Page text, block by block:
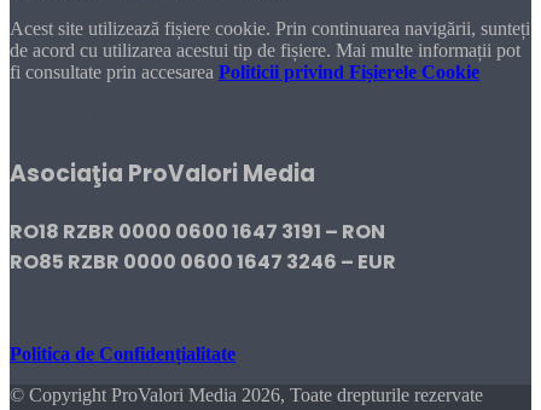
Acest site utilizează fișiere cookie. Prin continuarea navigării, sunteți
de acord cu utilizarea acestui tip de fișiere. Mai multe informații pot
fi consultate prin accesarea Politicii privind Fișierele Cookie
Asociaţia ProValori Media
RO18 RZBR 0000 0600 1647 3191 – RON
RO85 RZBR 0000 0600 1647 3246 – EUR
Politica de Confidențialitate
© Copyright ProValori Media 2026, Toate drepturile rezervate